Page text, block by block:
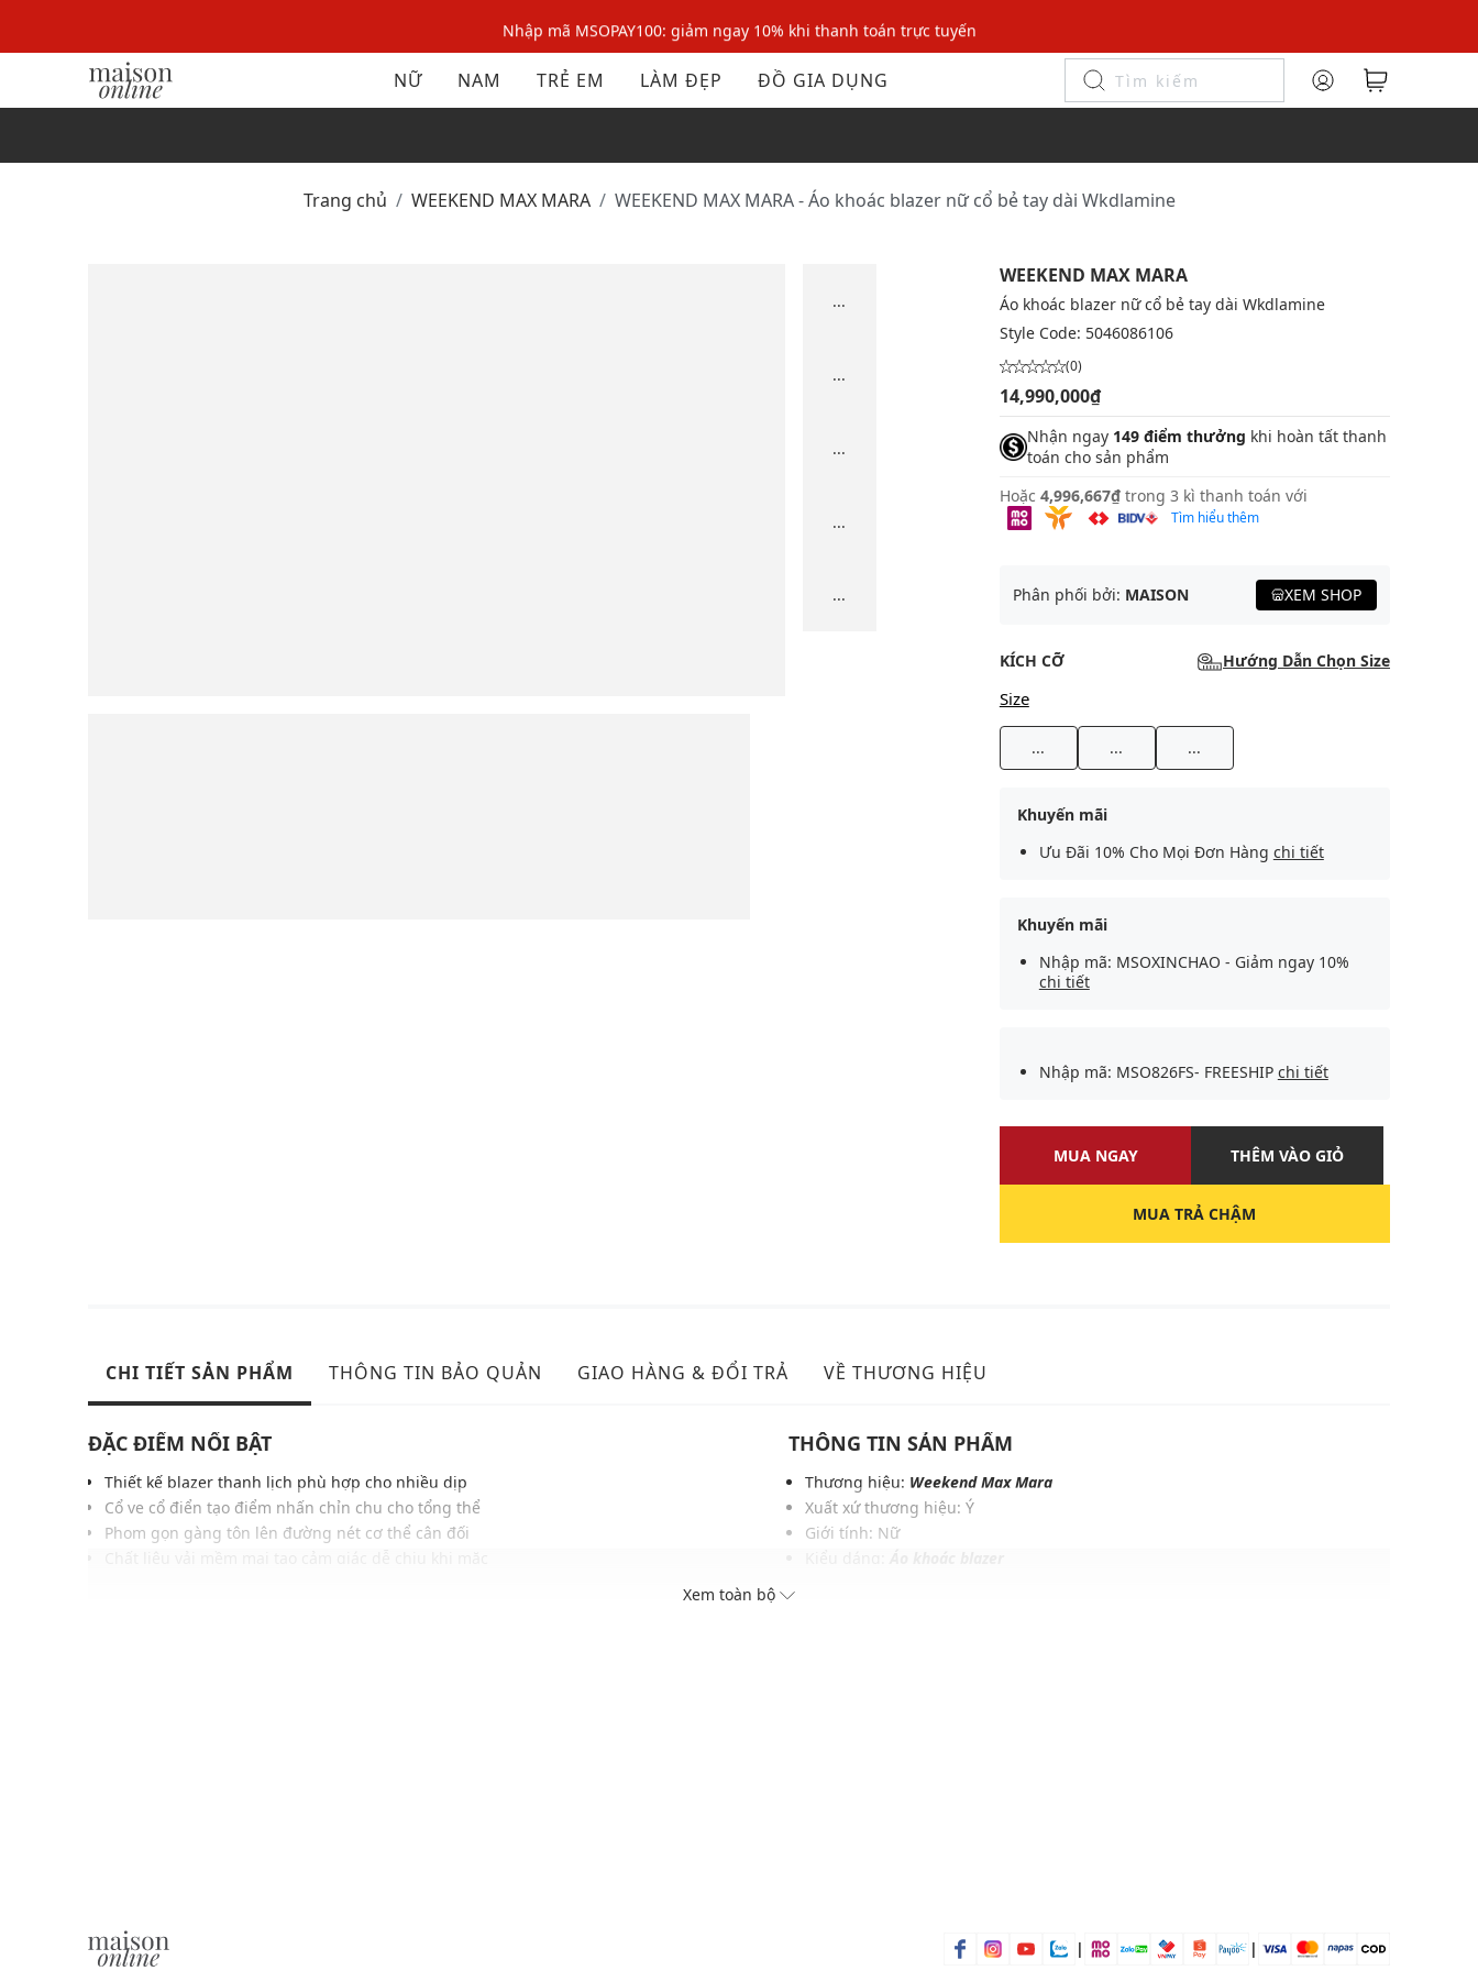
Nhập mã MSOPAY100: giảm ngay 10% khi thanh toán trực tuyến
Nhập mã: MSOXINCHAO - Giảm 10% đơn đầu cho thành viên mới!
Nhập mã MSOPAY100: giảm ngay 10% khi thanh toán trực tuyến
NỮ NAM TRẺ EM LÀM ĐẸP ĐỒ GIA DỤNG
Trang chủ WEEKEND MAX MARA WEEKEND MAX MARA - Áo khoác blazer nữ cổ bẻ tay dài Wkdlamine
...
...
...
...
...
WEEKEND MAX MARA
Áo khoác blazer nữ cổ bẻ tay dài Wkdlamine
Style Code: 5046086106
(0)
14,990,000₫
Nhận ngay 149 điểm thưởng khi hoàn tất thanh
toán cho sản phẩm
Hoặc 4,996,667₫ trong 3 kì thanh toán với
Tìm hiểu thêm
Phân phối bởi: MAISON XEM SHOP
KÍCH CỠ Hướng Dẫn Chọn Size
Size
... ... ...
Khuyến mãi
Ưu Đãi 10% Cho Mọi Đơn Hàng chi tiết
Khuyến mãi
Nhập mã: MSOXINCHAO - Giảm ngay 10%
chi tiết
Nhập mã: MSO826FS- FREESHIP chi tiết
MUA NGAY THÊM VÀO GIỎ
MUA TRẢ CHẬM
CHI TIẾT SẢN PHẨM THÔNG TIN BẢO QUẢN GIAO HÀNG & ĐỔI TRẢ VỀ THƯƠNG HIỆU
ĐẶC ĐIỂM NỔI BẬT
Thiết kế blazer thanh lịch phù hợp cho nhiều dịp
Cổ ve cổ điển tạo điểm nhấn chỉn chu cho tổng thể
Phom gọn gàng tôn lên đường nét cơ thể cân đối
THÔNG TIN SẢN PHẨM
Thương hiệu: Weekend Max Mara
Xuất xứ thương hiệu: Ý
Giới tính: Nữ
Xem toàn bộ
| |